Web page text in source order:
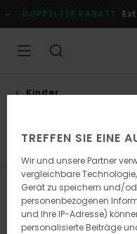
zur
Produkt
springen
RABATT Extra 25
Kinder
Filtern & Sortieren
Direkt
Überspringen
TREFFEN SIE EINE
Wir und unsere Partner
vergleichbare
Gerät zu speichern und/
personenbezogenen
und Ihre IP-Adresse)
personalisierte Beiträge